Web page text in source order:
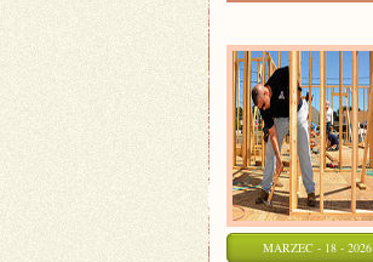
MARZEC - 18 - 2026